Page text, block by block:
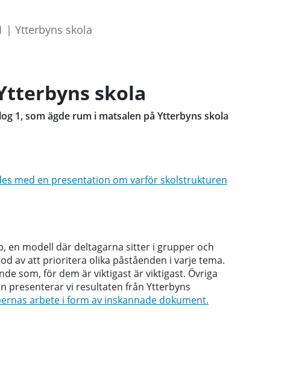
| Ytterbyns skola
skola
1, som ägde rum i matsalen på Ytterbyns skola
med en presentation om varför skolstrukturen
en modell där deltagarna sitter i grupper och
av att prioritera olika påståenden i varje tema.
som, för dem är viktigast är viktigast. Övriga
presenterar vi resultaten från Ytterbyns
arbete i form av inskannade dokument.